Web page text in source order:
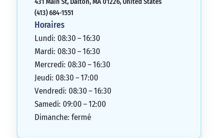
431 Main St, Dalton, MA 01226, United States
(413) 684-1551
Horaires
Lundi: 08:30 – 16:30
Mardi: 08:30 – 16:30
Mercredi: 08:30 – 16:30
Jeudi: 08:30 – 17:00
Vendredi: 08:30 – 16:30
Samedi: 09:00 – 12:00
Dimanche: fermé